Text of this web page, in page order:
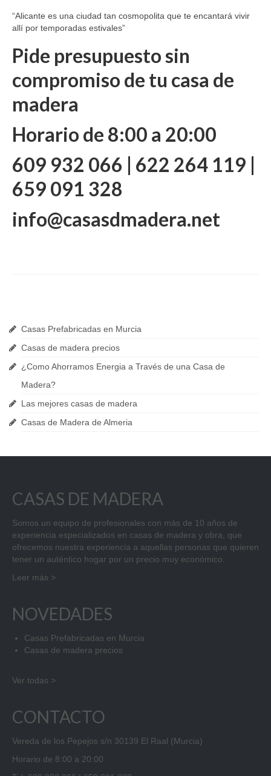
“Alicante es una ciudad tan cosmopolita que te encantará vivir
allí por temporadas estivales”
Pide presupuesto sin
compromiso de tu casa de
madera
Horario de 8:00 a 20:00
609 932 066 | 622 264 119 |
659 091 328
info@casasdmadera.net
Casas Prefabricadas en Murcia
Casas de madera precios
¿Como Ahorramos Energia a Través de una Casa de
Madera?
Las mejores casas de madera
Casas de Madera de Almeria
CASAS DE MADERA
Somos un equipo de profesionales con más de 10 años de
experiencia especializados en casas de madera y obra, que
ofrecemos nuestra experiencia a aquellas personas que quieren
tener un auténtico hogar por un precio muy económico.
Leer más >
NOVEDADES
Casas Prefabricadas en Murcia
Casas de madera precios
Ver todas >
CONTACTO
Vereda de los Pepejos s/n 30139 El Raal (Murcia)
Horario de 8:00 a 20:00